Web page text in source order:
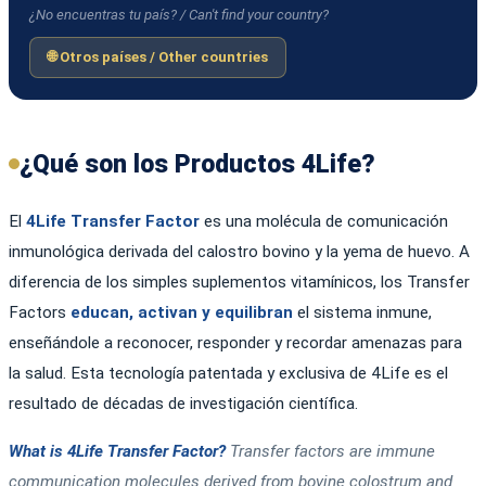
¿No encuentras tu país? / Can't find your country?
🌐 Otros países / Other countries
¿Qué son los Productos 4Life?
El 4Life Transfer Factor es una molécula de comunicación
inmunológica derivada del calostro bovino y la yema de huevo. A
diferencia de los simples suplementos vitamínicos, los Transfer
Factors educan, activan y equilibran el sistema inmune,
enseñándole a reconocer, responder y recordar amenazas para
la salud. Esta tecnología patentada y exclusiva de 4Life es el
resultado de décadas de investigación científica.
What is 4Life Transfer Factor?Transfer factors are immune
communication molecules derived from bovine colostrum and